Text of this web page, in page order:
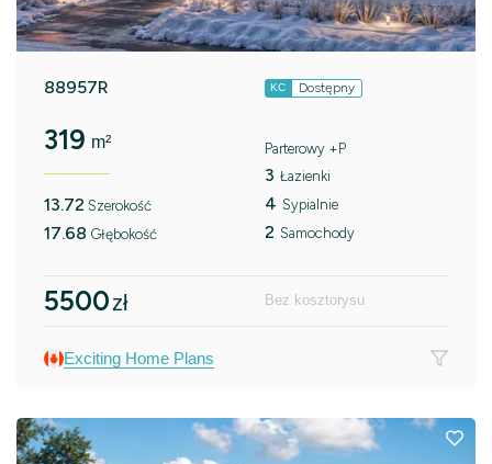
88957R KC Dostępny
319 m²
13.72 Szerokość
17.68 Głębokość
Parterowy +P
3 Łazienki
4 Sypialnie
2 Samochody
5500zł Bez kosztorysu
Exciting Home Plans